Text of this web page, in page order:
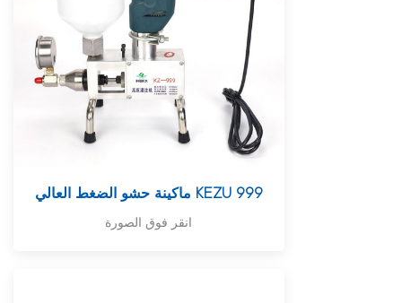
ماكينة حشو الضغط العالي KEZU 999
انقر فوق الصورة